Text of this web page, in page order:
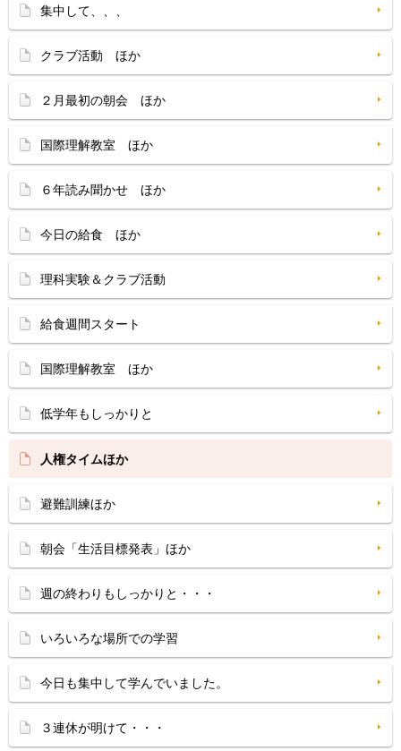
集中して、、、
クラブ活動 ほか
２月最初の朝会 ほか
国際理解教室 ほか
６年読み聞かせ ほか
今日の給食 ほか
理科実験＆クラブ活動
給食週間スタート
国際理解教室 ほか
低学年もしっかりと
人権タイムほか
避難訓練ほか
朝会「生活目標発表」ほか
週の終わりもしっかりと・・・
いろいろな場所での学習
今日も集中して学んでいました。
３連休が明けて・・・